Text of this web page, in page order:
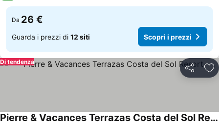
Da 26 €
Guarda i prezzi di 12 siti Scopri i prezzi
Condividi
Di tendenza
Pierre & Vacances Terrazas Costa del Sol Resort